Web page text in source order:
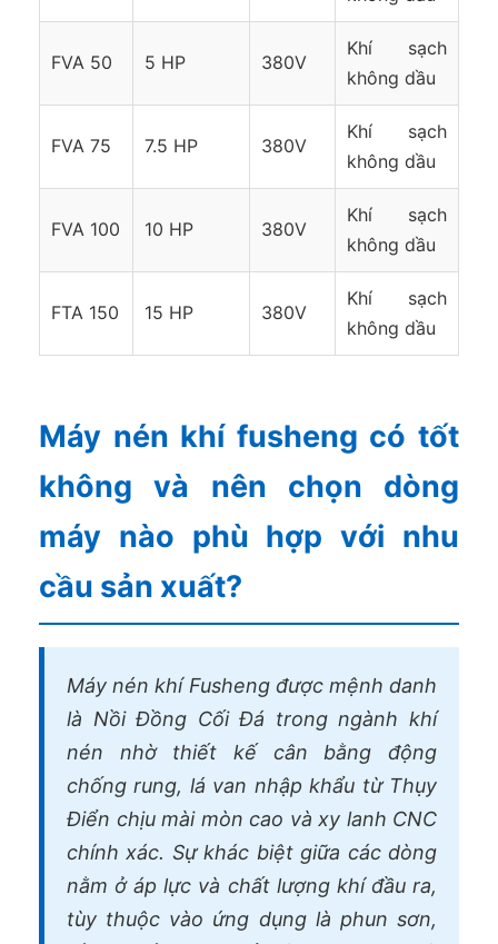
FVA 50 5 HP 380V
Khí sạch
không dầu
FVA 75 7.5 HP 380V
Khí sạch
không dầu
FVA 100 10 HP 380V
Khí sạch
không dầu
FTA 150 15 HP 380V
Khí sạch
không dầu
Máy nén khí fusheng có tốt
không và nên chọn dòng
máy nào phù hợp với nhu
cầu sản xuất?
Máy nén khí Fusheng được mệnh danh
là Nồi Đồng Cối Đá trong ngành khí
nén nhờ thiết kế cân bằng động
chống rung, lá van nhập khẩu từ Thụy
Điển chịu mài mòn cao và xy lanh CNC
chính xác. Sự khác biệt giữa các dòng
nằm ở áp lực và chất lượng khí đầu ra,
tùy thuộc vào ứng dụng là phun sơn,